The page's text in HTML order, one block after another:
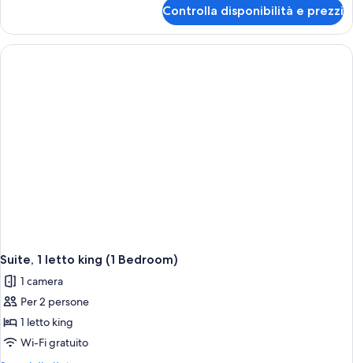
queen
(Premier)
Deluxe,
letti
Controlla disponibilità e prezzi
Suite, 1 letto king (1 Bedroom)
1 camera
Per 2 persone
1 letto king
Wi-Fi gratuito